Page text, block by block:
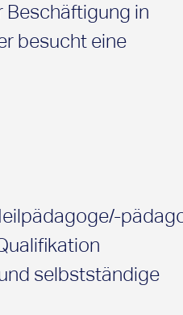
Beschäftigung in
besucht eine
selbstständige